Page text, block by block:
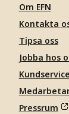
Om EFN
Kontakta
Tipsa oss
Jobba hos
Kundservice
Pressrum